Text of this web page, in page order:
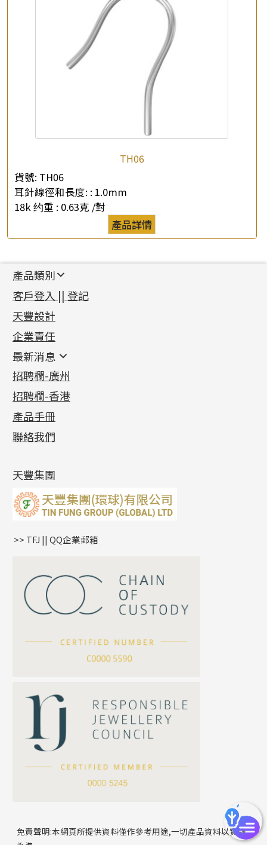
TH06
貨號: TH06
耳針線徑和長度: : 1.0mm
18k 约重 : 0.63克 /對
產品詳情
公司名稱
聯絡電話
產品類別
新產品
足金系列
足金配件
機織鏈系列
珠仔鏈
镶口链
管狀網鏈
十字車花鏈系列
十字閃O鏈系列
十字錘打鏈系列
側身車花鏈系列
側身鏈系列
雙十字鏈系列
水波鏈系列
蛇骨鏈系列
鏈尾系列
嘴唇鏈系列
S車花鏈系列
珍珠鏈系列
坦克鏈系列
滿天星鏈系列
方假繩鏈系列
首飾配件
耳環類配件
卷迫系列
螺絲迫系列
梅花迫系列
平臺迫系列
綫拍系列
美拍系列
耳環扣系列
耳綫/耳鈎系列
耳環爪頭
耳環
鏈類配件
動感車花吊墜
調節珠系列
生圈扣系列
龍蝦扣系列
鴨俐制系列
字母吊墜
相盒吊墜
項鏈吊墜
生肖吊墜
星座吊墜
珠扣
其他類配件
珠盤系列
袖口鈕系列
焊片及鐳射綫
空心車花管
珠類配件
無孔光身珠
空心光身珠
無孔批花珠
鑲口類
四爪頭系列
六爪頭系列
車花片
動感車花片
鑲口戒指
鑲口手鏈系列
首飾系列
手镯系列
戒指系列
空心耳環
空心车花管首饰链
空心手鐲系列
貴金屬原料
千足金
記憶金屬系列
記憶戒指
拉簧珠珠手鏈
記憶鈦手鐲
客戶登入 || 登記
天豐設計
企業責任
最新消息
最新消息
各項證書(2)
相片集(9)
展覽會資訊
最新產品資訊
招聘欄-廣州
招聘欄-香港
產品手冊
聯絡我們
天豐集團
>> TFJ || QQ企業郵箱
免責聲明:本網頁所提供資料僅作參考用途,一切產品資料以實物